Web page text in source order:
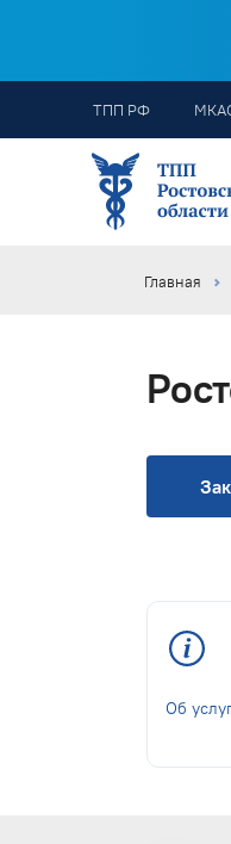
ТПП РФ
Главная
Об